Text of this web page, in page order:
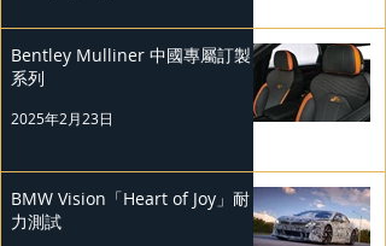
Bentley Mulliner 中國專屬訂製
系列
2025年2月23日
BMW Vision「Heart of Joy」耐
力測試